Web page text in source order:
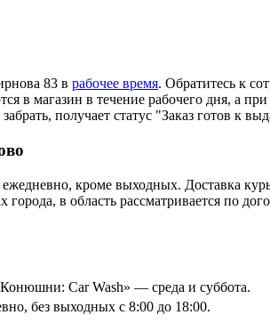
83 в рабочее время. Обратитесь к
в магазин в течение рабочего дня, а
получает статус "Заказ готов к
кроме выходных. Доставка
в область рассматривается по
Car Wash» — среда и суббота.
без выходных с 8:00 до 18:00.